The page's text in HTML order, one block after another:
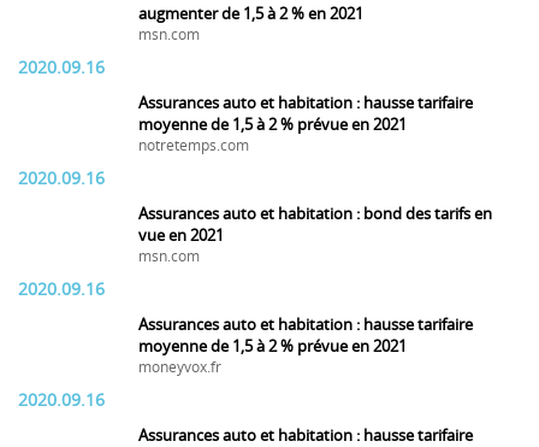
augmenter de 1,5 à 2 % en 2021
msn.com
2020.09.16
Assurances auto et habitation : hausse tarifaire
moyenne de 1,5 à 2 % prévue en 2021
notretemps.com
2020.09.16
Assurances auto et habitation : bond des tarifs en
vue en 2021
msn.com
2020.09.16
Assurances auto et habitation : hausse tarifaire
moyenne de 1,5 à 2 % prévue en 2021
moneyvox.fr
2020.09.16
Assurances auto et habitation : hausse tarifaire